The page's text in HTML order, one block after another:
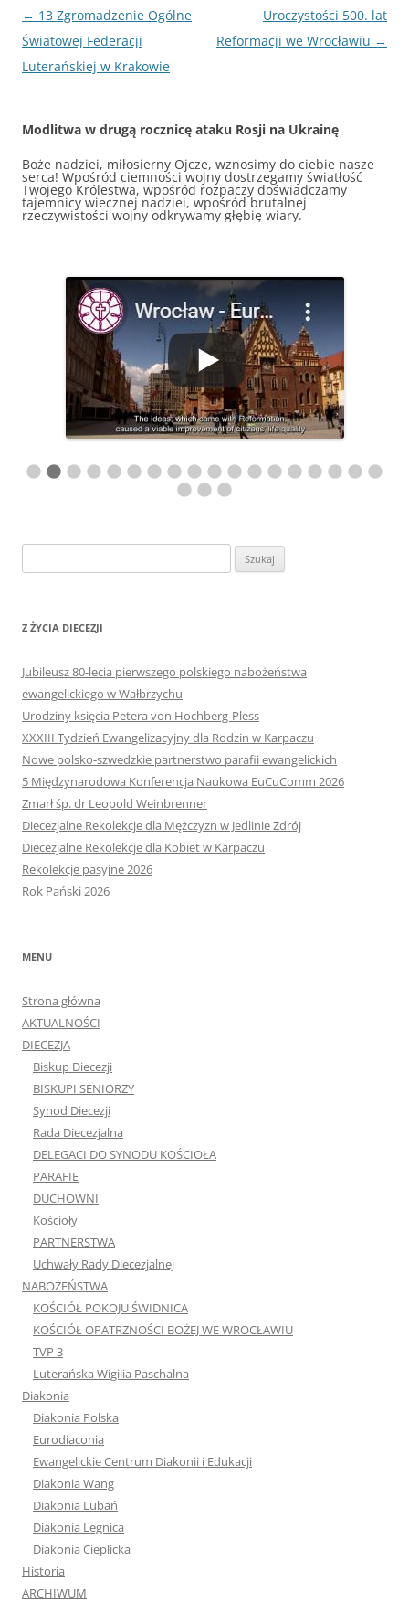
Nawigacja
wpisu
← 13 Zgromadzenie Ogólne
Światowej Federacji
Luterańskiej w Krakowie
Uroczystości 500. lat
Reformacji we Wrocławiu →
Modlitwa w drugą rocznicę ataku Rosji na Ukrainę
Boże nadziei, miłosierny Ojcze, wznosimy do ciebie nasze
serca! Wpośród ciemności wojny dostrzegamy światłość
Twojego Królestwa, wpośród rozpaczy doświadczamy
tajemnicy wiecznej nadziei, wpośród brutalnej
rzeczywistości wojny odkrywamy głębię wiary.
Z ŻYCIA DIECEZJI
Jubileusz 80-lecia pierwszego polskiego nabożeństwa
ewangelickiego w Wałbrzychu
Urodziny księcia Petera von Hochberg-Pless
XXXIII Tydzień Ewangelizacyjny dla Rodzin w Karpaczu
Nowe polsko-szwedzkie partnerstwo parafii ewangelickich
5 Międzynarodowa Konferencja Naukowa EuCuComm 2026
Zmarł śp. dr Leopold Weinbrenner
Diecezjalne Rekolekcje dla Mężczyzn w Jedlinie Zdrój
Diecezjalne Rekolekcje dla Kobiet w Karpaczu
Rekolekcje pasyjne 2026
Rok Pański 2026
MENU
Strona główna
AKTUALNOŚCI
DIECEZJA
Biskup Diecezji
BISKUPI SENIORZY
Synod Diecezji
Rada Diecezjalna
DELEGACI DO SYNODU KOŚCIOŁA
PARAFIE
DUCHOWNI
Kościoły
PARTNERSTWA
Uchwały Rady Diecezjalnej
NABOŻEŃSTWA
KOŚCIÓŁ POKOJU ŚWIDNICA
KOŚCIÓŁ OPATRZNOŚCI BOŻEJ WE WROCŁAWIU
TVP 3
Luterańska Wigilia Paschalna
Diakonia
Diakonia Polska
Eurodiaconia
Ewangelickie Centrum Diakonii i Edukacji
Diakonia Wang
Diakonia Lubań
Diakonia Legnica
Diakonia Cieplicka
Historia
ARCHIWUM